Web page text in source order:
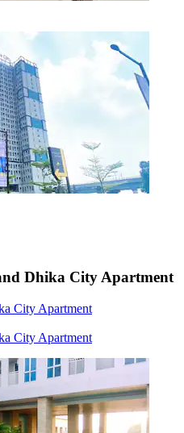
Dhika City Apartment
City Apartment
City Apartment